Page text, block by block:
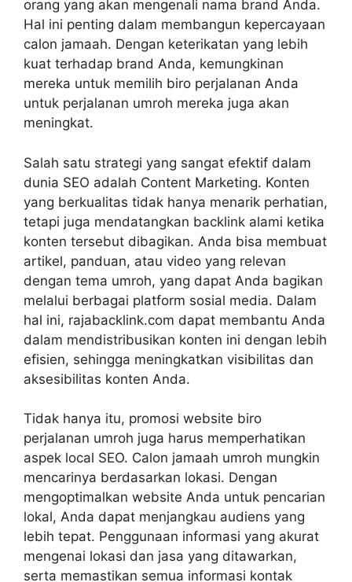
orang yang akan mengenali nama brand Anda.
Hal ini penting dalam membangun kepercayaan
calon jamaah. Dengan keterikatan yang lebih
kuat terhadap brand Anda, kemungkinan
mereka untuk memilih biro perjalanan Anda
untuk perjalanan umroh mereka juga akan
meningkat.
Salah satu strategi yang sangat efektif dalam
dunia SEO adalah Content Marketing. Konten
yang berkualitas tidak hanya menarik perhatian,
tetapi juga mendatangkan backlink alami ketika
konten tersebut dibagikan. Anda bisa membuat
artikel, panduan, atau video yang relevan
dengan tema umroh, yang dapat Anda bagikan
melalui berbagai platform sosial media. Dalam
hal ini, rajabacklink.com dapat membantu Anda
dalam mendistribusikan konten ini dengan lebih
efisien, sehingga meningkatkan visibilitas dan
aksesibilitas konten Anda.
Tidak hanya itu, promosi website biro
perjalanan umroh juga harus memperhatikan
aspek local SEO. Calon jamaah umroh mungkin
mencarinya berdasarkan lokasi. Dengan
mengoptimalkan website Anda untuk pencarian
lokal, Anda dapat menjangkau audiens yang
lebih tepat. Penggunaan informasi yang akurat
mengenai lokasi dan jasa yang ditawarkan,
serta memastikan semua informasi kontak